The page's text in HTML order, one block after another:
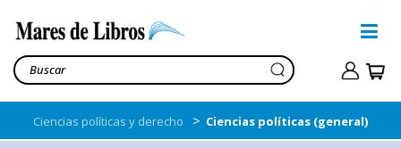
Ciencias políticas y derecho > Ciencias políticas (general)